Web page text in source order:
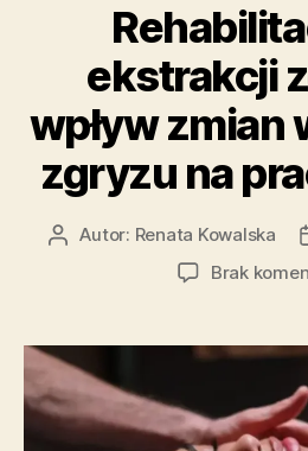
ekstrakcji
wpływ zmian
zgryzu na
AutorAutor: Renata Kowalska
Brak